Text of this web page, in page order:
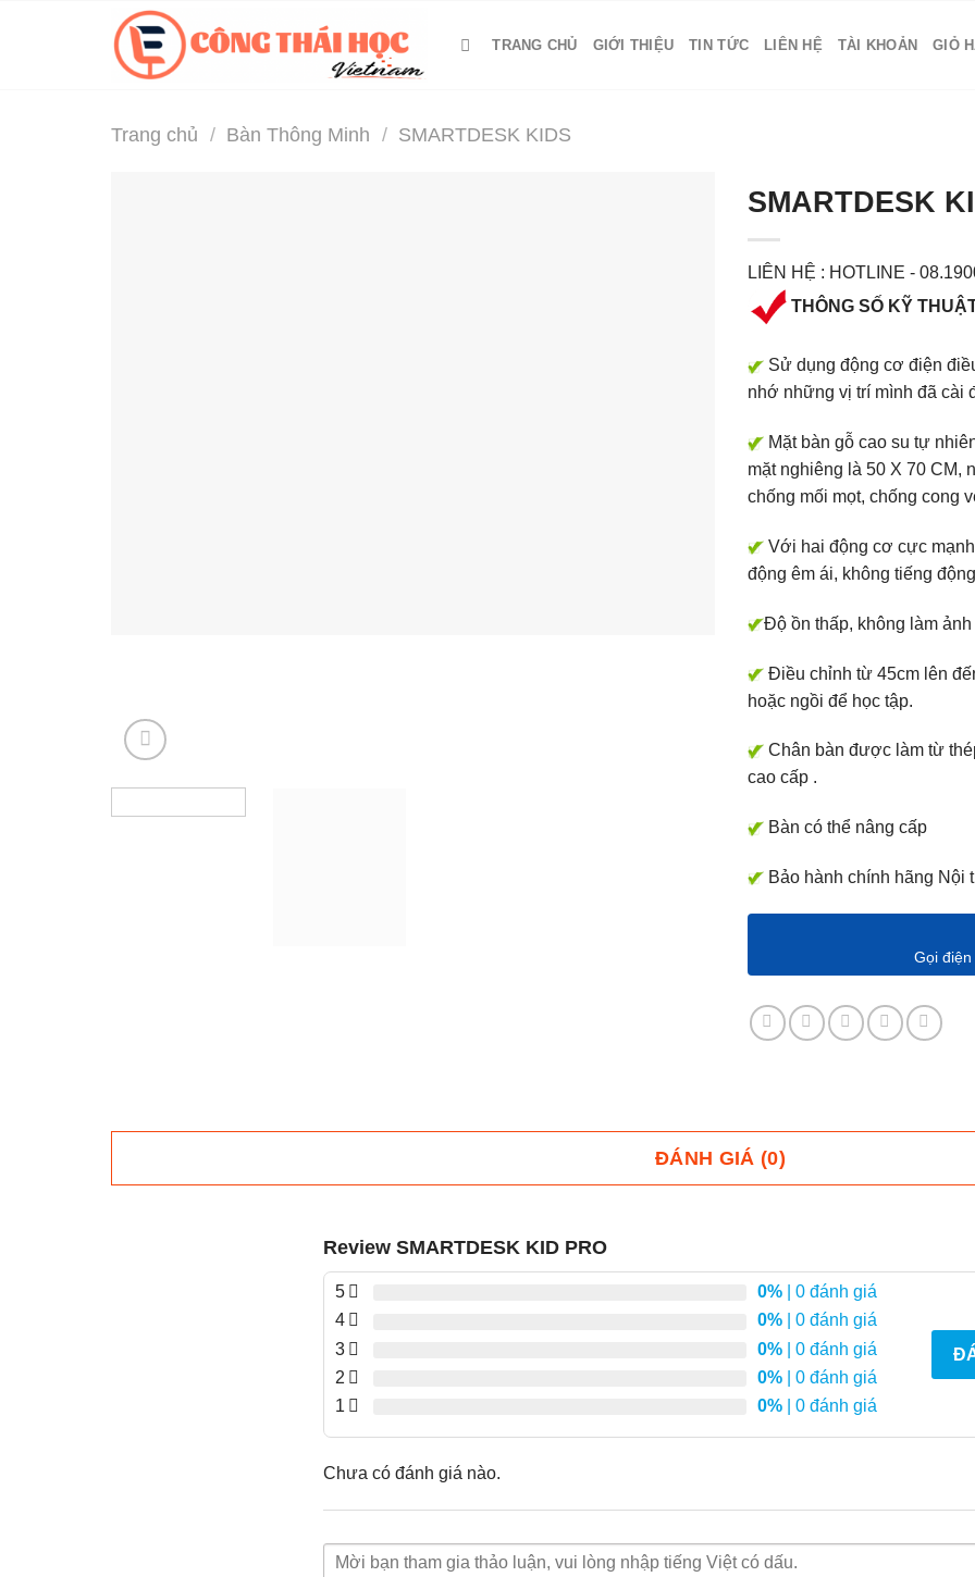
TRANG CHỦ GIỚI THIỆU TIN TỨC LIÊN HỆ TÀI KHOẢN GIỎ
Trang chủ / Bàn Thông Minh / SMARTDESK KIDS
SMARTDESK
LIÊN HỆ : HOTLINE -
THÔNG SỐ KỸ
Sử dụng động cơ điện
nhớ những vị trí mình đã cài
Mặt bàn gỗ cao su tự
mặt nghiêng là 50 X 70
chống mối mọt, chống cong
Với hai động cơ cực
động êm ái, không tiếng
Độ ồn thấp, không làm
Điều chỉnh từ 45cm lên
hoặc ngồi để học tập.
Chân bàn được làm từ
cao cấp .
Bàn có thể nâng cấp
Bảo hành chính hãng Nội
Gọi
ĐÁNH GIÁ (0)
Review SMARTDESK KID PRO
5 0% | 0 đánh giá
4
0% | 0 đánh giá
3
0% | 0 đánh giá
2
0% | 0 đánh giá
1
0% | 0 đánh giá
Chưa có đánh giá nào.